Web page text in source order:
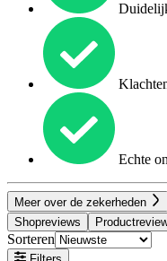
Echte
Meer over de zekerheden
Shopreviews
Sorteren